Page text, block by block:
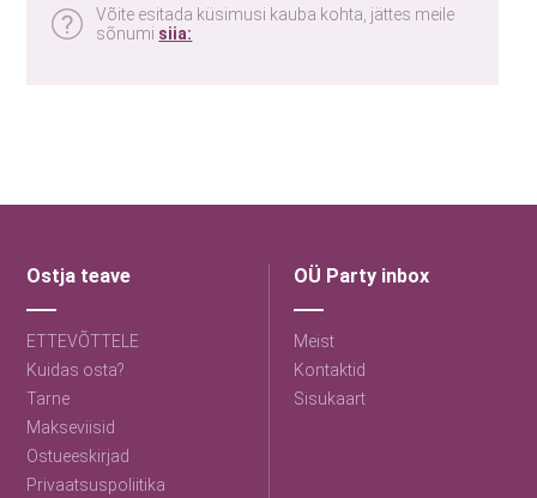
Võite esitada küsimusi kauba kohta, jättes meile
sõnumi siia:
Ostja teave
ETTEVÕTTELE
Kuidas osta?
Tarne
Makseviisid
Ostueeskirjad
Privaatsuspoliitika
OÜ Party inbox
Meist
Kontaktid
Sisukaart